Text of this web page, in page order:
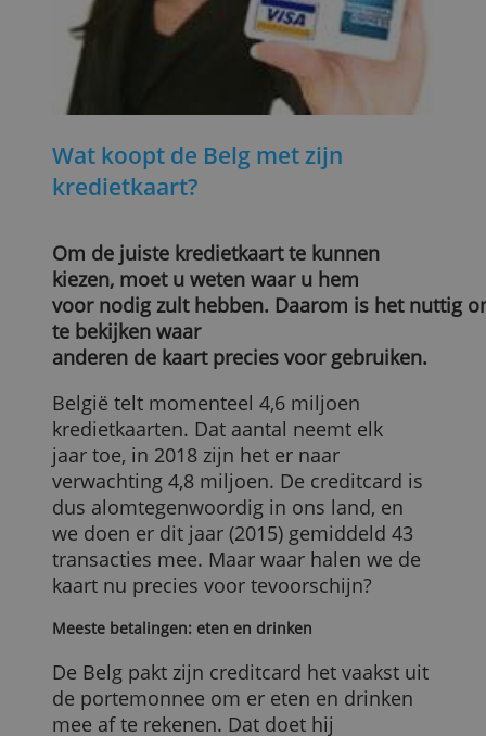
kredietkaart?
Om de juiste kredietkaart te kunnen
kiezen, moet u weten waar u hem
voor nodig zult hebben. Daarom is het
te bekijken waar
anderen de kaart precies voor gebruiken.
België telt momenteel 4,6 miljoen
kredietkaarten. Dat aantal neemt elk
jaar toe, in 2018 zijn het er naar
verwachting 4,8 miljoen. De creditcard is
dus alomtegenwoordig in ons land, en
we doen er dit jaar (2015) gemiddeld 43
transacties mee. Maar waar halen we de
kaart nu precies voor tevoorschijn?